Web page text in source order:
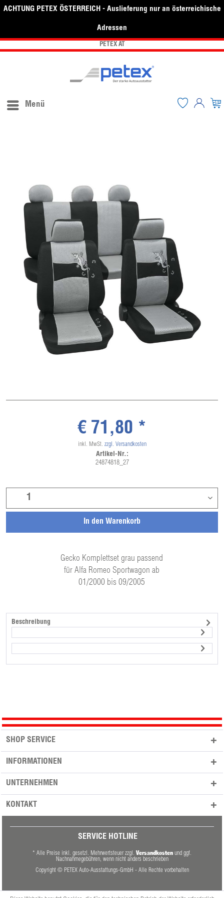
ACHTUNG PETEX ÖSTERREICH - Auslieferung nur an österreichische
Adressen
PETEX AT
Menü
Gecko Komplettset grau passend
für Alfa Romeo Sportwagon ab
01/2000 bis 09/2005
In den Warenkorb
€ 71,80 *
inkl. MwSt. zzgl. Versandkosten
Artikel-Nr.:
24874818_27
Beschreibung
SHOP SERVICE
INFORMATIONEN
UNTERNEHMEN
KONTAKT
SERVICE HOTLINE
* Alle Preise inkl. gesetzl. Mehrwertsteuer zzgl. Versandkosten und ggf.
Nachnahmegebühren, wenn nicht anders beschrieben
Copyright © PETEX Auto-Ausstattungs-GmbH - Alle Rechte vorbehalten